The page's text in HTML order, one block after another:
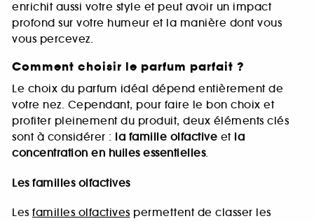
enrichit aussi votre style et peut avoir un impact
profond sur votre humeur et la manière dont vous
vous percevez.
Comment choisir le parfum parfait ?
Le choix du parfum idéal dépend entièrement de
votre nez. Cependant, pour faire le bon choix et
profiter pleinement du produit, deux éléments clés
sont à considérer : la famille olfactive et la
concentration en huiles essentielles.
Les familles olfactives
Les familles olfactives permettent de classer les